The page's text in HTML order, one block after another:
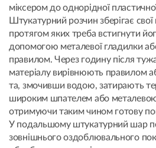
міксером до однорідної
Штукатурний розчин зберігає свої
протягом яких треба встигнути
допомогою металевої гладилки
правилом. Через годину після
матеріалу вирівнюють правилом
та, змочивши водою, затирають
широким шпателем або
отримуючи таким чином готову
У подальшому штукатурний шар
зовнішнього оздоблювального